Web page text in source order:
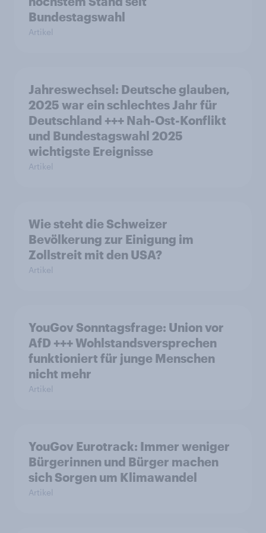
Bundestagswahl
Artikel
Jahreswechsel: Deutsche glauben,
2025 war ein schlechtes Jahr für
Deutschland +++ Nah-Ost-Konflikt
und Bundestagswahl 2025
wichtigste Ereignisse
Artikel
Wie steht die Schweizer
Bevölkerung zur Einigung im
Zollstreit mit den USA?
Artikel
YouGov Sonntagsfrage: Union vor
AfD +++ Wohlstandsversprechen
funktioniert für junge Menschen
nicht mehr
Artikel
YouGov Eurotrack: Immer weniger
Bürgerinnen und Bürger machen
sich Sorgen um Klimawandel
Artikel